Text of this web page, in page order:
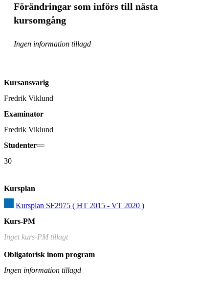
Förändringar som införs till nästa
kursomgång
Ingen information tillagd
Kursansvarig
Fredrik Viklund
Examinator
Fredrik Viklund
Studenter
30
Kursplan
Kursplan SF2975 ( HT 2015 - VT 2020 )
Kurs-PM
Inget kurs-PM tillagt
Obligatorisk inom program
Ingen information tillagd